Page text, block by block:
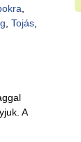
Tojás,
A